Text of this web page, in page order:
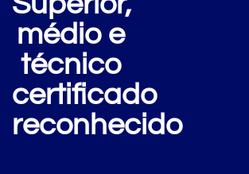
médio e
técnico
certificado
reconhecido